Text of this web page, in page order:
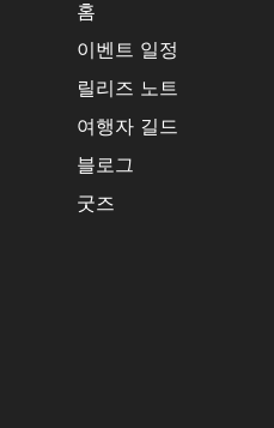
홈
이벤트 일정
릴리즈 노트
여행자 길드
블로그
굿즈